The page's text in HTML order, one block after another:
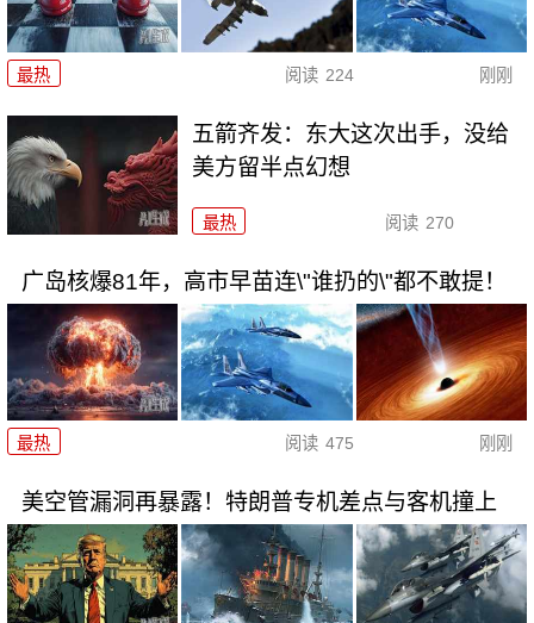
最热 阅读 224 刚刚
五箭齐发：东大这次出手，没给
美方留半点幻想
最热 阅读 270
广岛核爆81年，高市早苗连\"谁扔的\"都不敢提！
最热 阅读 475 刚刚
美空管漏洞再暴露！特朗普专机差点与客机撞上